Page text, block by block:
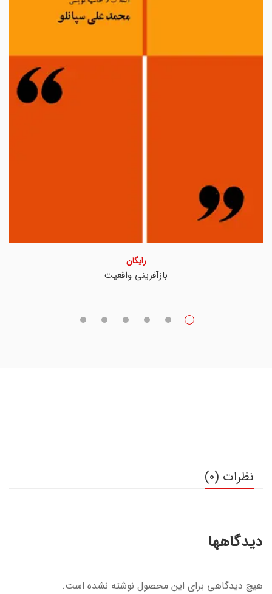
بازآفرینی واقعیت
رایگان
نظرات (0)
دیدگاهها
هیچ دیدگاهی برای این محصول نوشته نشده است.